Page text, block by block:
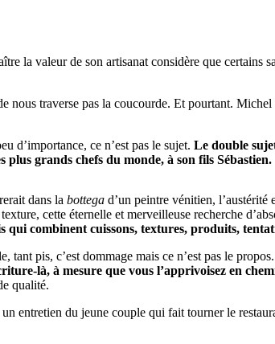
la valeur de son artisanat considère que
nous traverse pas la coucourde. Et pourtant.
d’importance, ce n’est pas le sujet. Le double
grands chefs du monde, à son fils Sébastien.
dans la bottega d’un peintre vénitien, l’austérité
cette éternelle et merveilleuse recherche
qui combinent cuissons, textures, produits,
pis, c’est dommage mais ce n’est pas le
là, à mesure que vous l’apprivoisez en
qualité.
entretien du jeune couple qui fait tourner le